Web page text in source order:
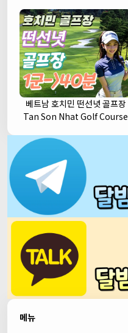
베트남 호치민 떤선녓 골프장
Tan Son Nhat Golf Course
메뉴